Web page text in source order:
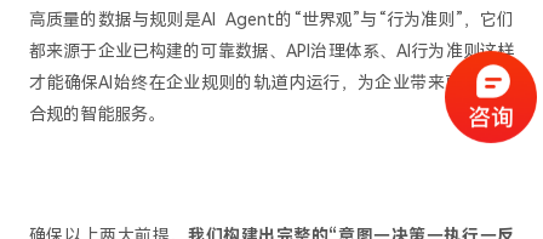
高质量的数据与规则是AI Agent的“世界观”与“行为准则”，它们
都来源于企业已构建的可靠数据、API治理体系、AI行为准则这样
才能确保AI始终在企业规则的轨道内运行，为企业带来更稳定、
合规的智能服务。
确保以上两大前提， 我们构建出完整的“意图－决策－执行－反